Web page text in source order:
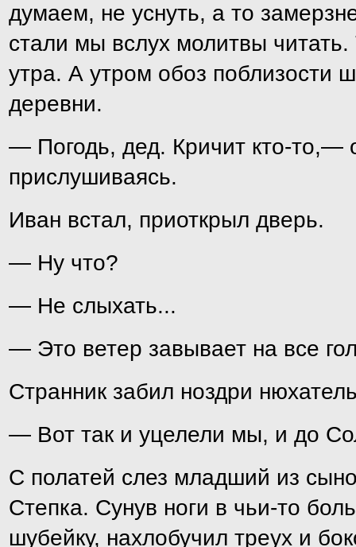
думаем, не уснуть, а то
стали мы вслух молитвы
утра. А утром обоз поблизости
деревни.
— Погодь, дед. Кричит кто-то,—
прислушиваясь.
Иван встал, приоткрыл дверь.
— Ну что?
— Не слыхать...
— Это ветер завывает на все
Странник забил ноздри
— Вот так и уцелели мы, и до
С полатей слез младший из
Степка. Сунув ноги в чьи-то
шубейку, нахлобучил треух и